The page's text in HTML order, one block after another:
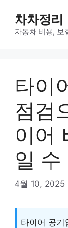
content
차차정리
자동차 비용, 보
타이
점검
이어
일 수
4월 10, 2025
타이어 공기